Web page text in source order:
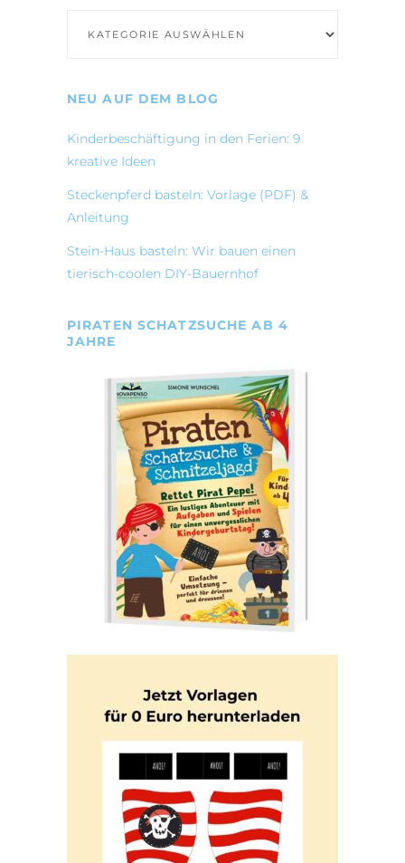
NEU AUF DEM BLOG
Kinderbeschäftigung in den Ferien: 9
kreative Ideen
Steckenpferd basteln: Vorlage (PDF) &
Anleitung
Stein-Haus basteln: Wir bauen einen
tierisch-coolen DIY-Bauernhof
PIRATEN SCHATZSUCHE AB 4
JAHRE